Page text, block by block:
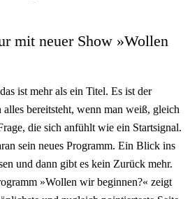
mit neuer Show »Wollen
ist mehr als ein Titel. Es ist der
bereitsteht, wenn man weiß, gleich
die sich anfühlt wie ein Startsignal.
sein neues Programm. Ein Blick ins
und dann gibt es kein Zurück mehr.
»Wollen wir beginnen?« zeigt